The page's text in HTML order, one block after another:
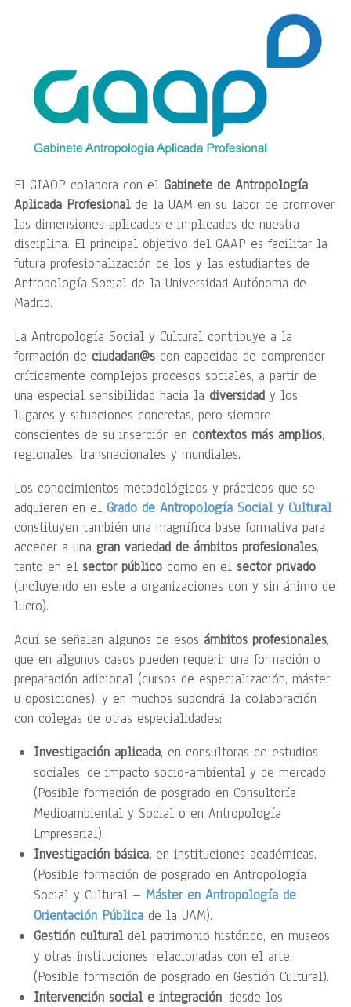
El GIAOP colabora con el Gabinete de Antropología
Aplicada Profesionalde la UAM en su labor de promover
las dimensiones aplicadas e implicadas de nuestra
disciplina. El principal objetivo del GAAP es facilitar la
futura profesionalización de los y las estudiantes de
Antropología Social de la Universidad Autónoma de
Madrid.
La Antropología Social y Cultural contribuye a la
formación de ciudadan@s con capacidad de comprender
críticamente complejos procesos sociales, a partir de
una especial sensibilidad hacia la diversidady los
lugares y situaciones concretas, pero siempre
conscientes de su inserción en contextos más amplios,
regionales, transnacionales y mundiales.
Los conocimientos metodológicos y prácticos que se
adquieren en el Grado de Antropología Social y Cultural
constituyen también una magnífica base formativa para
acceder a una gran variedad de ámbitos profesionales,
tanto en el sector públicocomo en el sector privado
(incluyendo en este a organizaciones con y sin ánimo de
lucro).
Aquí se señalan algunos de esos ámbitos profesionales,
que en algunos casos pueden requerir una formación o
preparación adicional (cursos de especialización, máster
u oposiciones), y en muchos supondrá la colaboración
con colegas de otras especialidades:
Investigación aplicada, en consultoras de estudios
sociales, de impacto socio-ambiental y de mercado.
(Posible formación de posgrado en Consultoría
Medioambiental y Social o en Antropología
Empresarial).
Investigación básica, en instituciones académicas.
(Posible formación de posgrado en Antropología
Social y Cultural – Máster en Antropología de
Orientación Pública de la UAM).
Gestión culturaldel patrimonio histórico, en museos
y otras instituciones relacionadas con el arte.
(Posible formación de posgrado en Gestión Cultural).
Intervención social e integración, desde los